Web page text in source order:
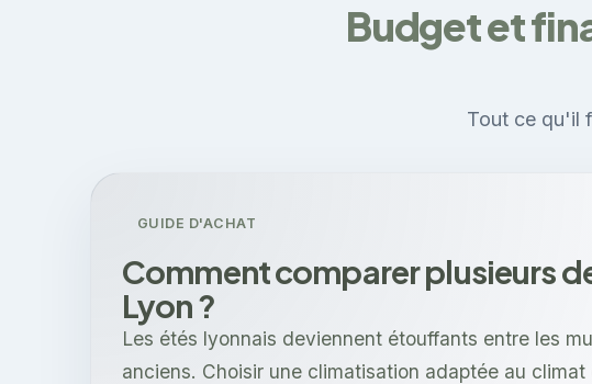
Budget et
Tout ce qu'il
GUIDE D'ACHAT
Comment comparer plusieurs
Lyon ?
Les étés lyonnais deviennent étouffants entre les
anciens. Choisir une climatisation adaptée au